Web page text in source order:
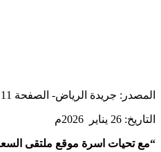
جريدة الرياض- الصفحة 11
2026م
تحيات اسرة موقع ملتقى